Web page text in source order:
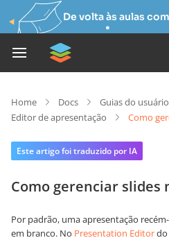
De volta às aulas
Home Docs
Guias do usuário
Editor de apresentação
Como
Este artigo foi traduzido por IA
Como gerenciar slides
Por padrão, uma apresentação
em branco. No Presentation Editordo